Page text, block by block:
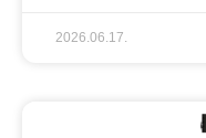
2026.06.17.